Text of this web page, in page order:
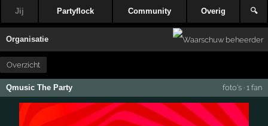
Jij Partyflock Community Overig 🔍
Organisatie
Overzicht
Qmusic The Party foto's· 1 fan